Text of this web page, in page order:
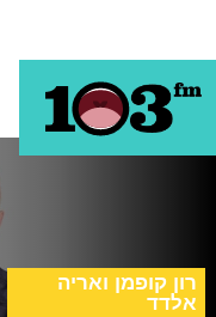
רון קופמן ואריה
אלדד